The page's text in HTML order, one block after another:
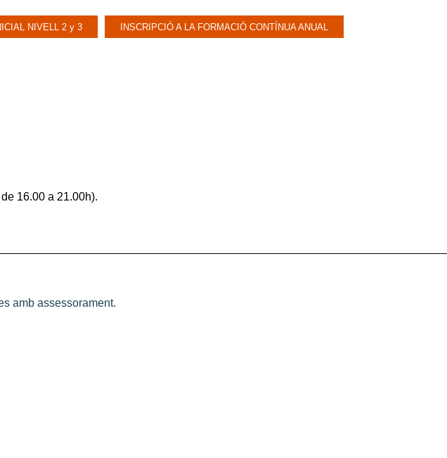
NIVELL 2 y 3 INSCRIPCIÓ A LA FORMACIÓ CONTÍNUA ANUAL
16.00 a 21.00h).
amb assessorament.